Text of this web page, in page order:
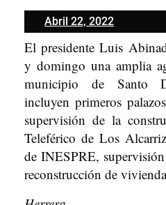
Abril 22, 2022Abril
22,
2022
El presidente Luis
y domingo una amplia
municipio de Santo
incluyen primeros
supervisión de la
Teleférico de Los
de INESPRE,
reconstrucción de